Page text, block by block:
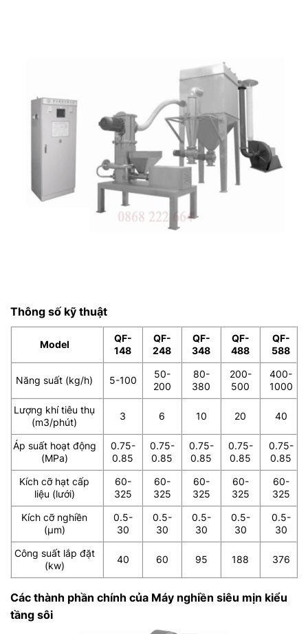
Thông số kỹ thuật
Model
QF-
148
QF-
248
QF-
348
QF-
488
QF-
588
Năng suất (kg/h) 5-100
50-
200
80-
380
200-
500
400-
1000
Lượng khí tiêu thụ
(m3/phút)
3 6 10 20 40
Áp suất hoạt động
(MPa)
0.75-
0.85
0.75-
0.85
0.75-
0.85
0.75-
0.85
0.75-
0.85
Kích cỡ hạt cấp
liệu (lưới)
60-
325
60-
325
60-
325
60-
325
60-
325
Kích cỡ nghiền
(μm)
0.5-
30
0.5-
30
0.5-
30
0.5-
30
0.5-
30
Công suất lắp đặt
(kw)
40 60 95 188 376
Các thành phần chính của Máy nghiền siêu mịn kiểu
tầng sôi